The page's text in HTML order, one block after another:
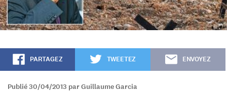
PARTAGEZ TWEETEZ ENVOYEZ
Publié 30/04/2013 par Guillaume Garcia